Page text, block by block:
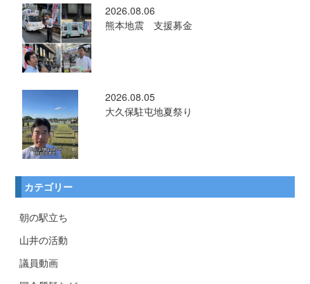
2026.08.06
熊本地震 支援募金
2026.08.05
大久保駐屯地夏祭り
カテゴリー
朝の駅立ち
山井の活動
議員動画